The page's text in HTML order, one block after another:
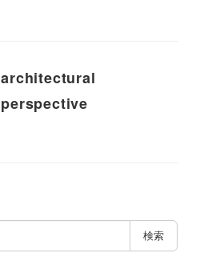
architectural
perspective
検索